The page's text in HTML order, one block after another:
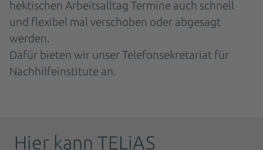
hektischen Arbeitsalltag Termine auch schnell
und flexibel mal verschoben oder abgesagt
werden.
Dafür bieten wir unser Telefonsekretariat für
Nachhilfeinstitute an.
Hier kann TELiAS